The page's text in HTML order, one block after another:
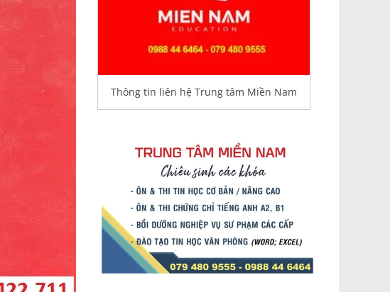
Thông tin liên hệ Trung tâm Miền Nam